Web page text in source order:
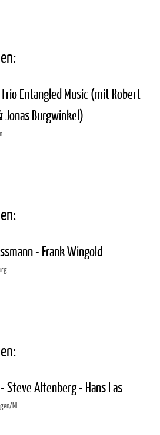
Entangled Music (mit Robert
Jonas Burgwinkel)
- Frank Wingold
Steve Altenberg - Hans Las
NL